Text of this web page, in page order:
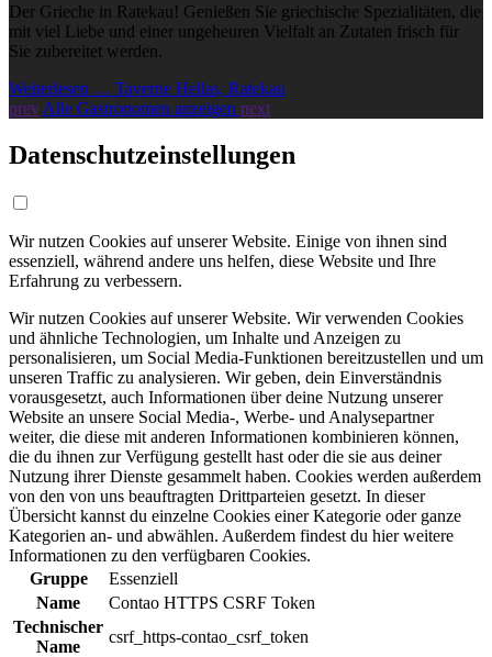
Der Grieche in Ratekau! Genießen Sie griechische Spezialitäten, die
mit viel Liebe und einer ungeheuren Vielfalt an Zutaten frisch für
Sie zubereitet werden.
Weiterlesen … Taverne Hellas, Ratekau
prev Alle Gastronomen anzeigen next
Datenschutzeinstellungen
Wir nutzen Cookies auf unserer Website. Einige von ihnen sind
essenziell, während andere uns helfen, diese Website und Ihre
Erfahrung zu verbessern.
Wir nutzen Cookies auf unserer Website. Wir verwenden Cookies
und ähnliche Technologien, um Inhalte und Anzeigen zu
personalisieren, um Social Media-Funktionen bereitzustellen und um
unseren Traffic zu analysieren. Wir geben, dein Einverständnis
vorausgesetzt, auch Informationen über deine Nutzung unserer
Website an unsere Social Media-, Werbe- und Analysepartner
weiter, die diese mit anderen Informationen kombinieren können,
die du ihnen zur Verfügung gestellt hast oder die sie aus deiner
Nutzung ihrer Dienste gesammelt haben. Cookies werden außerdem
von den von uns beauftragten Drittparteien gesetzt. In dieser
Übersicht kannst du einzelne Cookies einer Kategorie oder ganze
Kategorien an- und abwählen. Außerdem findest du hier weitere
Informationen zu den verfügbaren Cookies.
Gruppe
Essenziell
Name
Contao HTTPS CSRF Token
Technischer
Name
csrf_https-contao_csrf_token